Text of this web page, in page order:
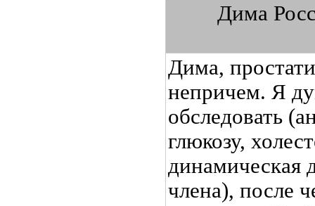
Дима
Дима,
непричем. Я
обследовать
глюкозу,
динамическая
члена), после